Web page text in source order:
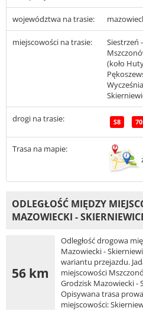
województwa na trasie:
miejscowości na trasie:
Siestrzeń
(koło
drogi na trasie: S8 70
Trasa na mapie:
ODLEGŁOŚĆ MIĘDZY
MAZOWIECKI -
56 km
Odległość drogowa
Mazowiecki -
wariantu przejazdu.
miejscowości
Grodzisk Mazowiecki -
Opisywana trasa
miejscowości: